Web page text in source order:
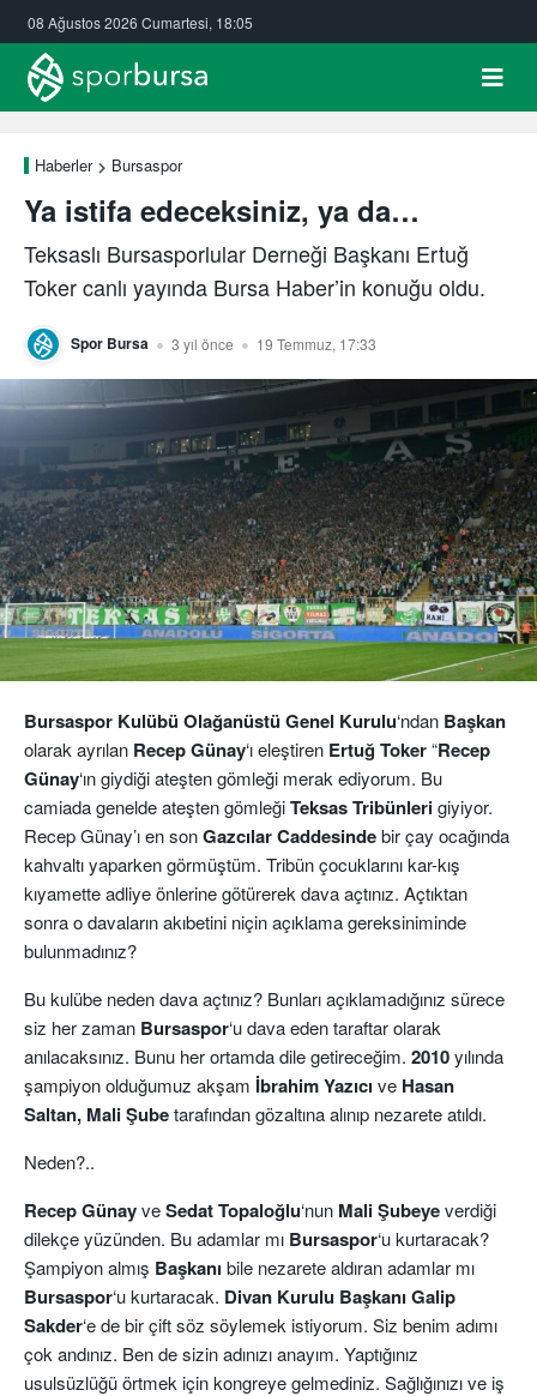
08 Ağustos 2026 Cumartesi, 18:05
Haberler Bursaspor
Ya istifa edeceksiniz, ya da…
Teksaslı Bursasporlular Derneği Başkanı Ertuğ
Toker canlı yayında Bursa Haber’in konuğu oldu.
Spor Bursa 3 yıl önce 19 Temmuz, 17:33
Bursaspor Kulübü Olağanüstü Genel Kurulu‘ndan Başkan
olarak ayrılan Recep Günay‘ı eleştiren Ertuğ Toker“Recep
Günay‘ın giydiği ateşten gömleği merak ediyorum. Bu
camiada genelde ateşten gömleğiTeksas Tribünlerigiyiyor.
Recep Günay’ı en sonGazcılar Caddesindebir çay ocağında
kahvaltı yaparken görmüştüm. Tribün çocuklarını kar-kış
kıyamette adliye önlerine götürerek dava açtınız. Açtıktan
sonra o davaların akıbetini niçin açıklama gereksiniminde
bulunmadınız?
Bu kulübe neden dava açtınız? Bunları açıklamadığınız sürece
siz her zaman Bursaspor‘u dava eden taraftar olarak
anılacaksınız. Bunu her ortamda dile getireceğim. 2010yılında
şampiyon olduğumuz akşam İbrahim Yazıcı ve Hasan
Saltan, Mali Şubetarafından gözaltına alınıp nezarete atıldı.
Neden?..
Recep GünayveSedat Topaloğlu‘nun Mali Şubeyeverdiği
dilekçe yüzünden. Bu adamlar mı Bursaspor‘u kurtaracak?
Şampiyon almış Başkanı bile nezarete aldıran adamlar mı
Bursaspor‘u kurtaracak. Divan Kurulu Başkanı Galip
Sakder‘e de bir çift söz söylemek istiyorum. Siz benim adımı
çok andınız. Ben de sizin adınızı anayım. Yaptığınız
usulsüzlüğü örtmek için kongreye gelmediniz. Sağlığınızı ve iş